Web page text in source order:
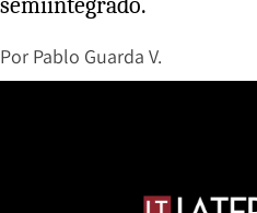
Por Pablo Guarda V.